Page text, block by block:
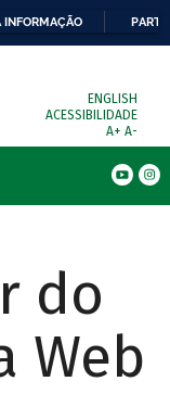
INFORMAÇÃO
ENGLISH
ACESSIBILIDADE
A+ A-
do
Web